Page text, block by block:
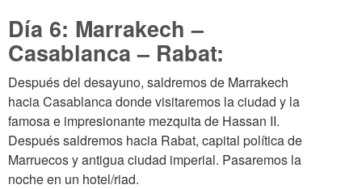
Día 6: Marrakech –
Casablanca – Rabat:
Después del desayuno, saldremos de Marrakech
hacia Casablanca donde visitaremos la ciudad y la
famosa e impresionante mezquita de Hassan II.
Después saldremos hacia Rabat, capital política de
Marruecos y antigua ciudad imperial. Pasaremos la
noche en un hotel/riad.